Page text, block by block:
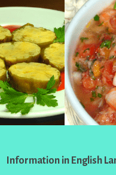
Information in English